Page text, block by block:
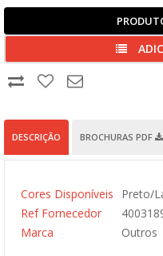
DESCRIÇÃO BROCHURAS PDF
Cores Disponíveis
Preto/
Ref Fornecedor
Marca
Outros